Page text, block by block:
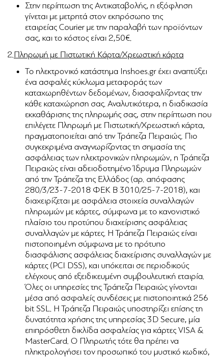
Στην περίπτωση της Αντικαταβολής, η εξόφληση
γίνεται με μετρητά στον εκπρόσωπο της
εταιρείας Courier με την παραλαβή των προϊόντων
σας, και το κόστος είναι 2,50€.
2.Πληρωμή με Πιστωτική Κάρτα/Χρεωστική κάρτα
Το ηλεκτρονικό κατάστημα Inshoes.gr έχει αναπτύξει
ένα ασφαλές κύκλωμα μεταφοράς των
καταχωρηθέντων δεδομένων, διασφαλίζοντας την
κάθε καταχώρηση σας. Αναλυτικότερα, η διαδικασία
εκκαθάρισης της πληρωμής σας, στην περίπτωση που
επιλέγετε Πληρωμή με Πιστωτική/Χρεωστική κάρτα,
πραγματοποιείται από την Τράπεζα Πειραιώς. Πιο
συγκεκριμένα αναγνωρίζοντας τη σημασία της
ασφάλειας των ηλεκτρονικών πληρωμών, η Τράπεζα
Πειραιώς είναι αδειοδοτημένο Ίδρυμα Πληρωμών
από την Τράπεζα της Ελλάδος (αρ. απόφασης
280/3/23-7-2018 ΦΕΚ Β 3010/25-7-2018), και
διαχειρίζεται με ασφάλεια στοιχεία συναλλαγών
πληρωμών με κάρτες, σύμφωνα με το κανονιστικό
πλαίσιο του προτύπου διαχείρισης ασφάλειας
συναλλαγών με κάρτες. Η Τράπεζα Πειραιώς είναι
πιστοποιημένη σύμφωνα με το πρότυπο
διασφάλισης ασφάλειας διαχείρισης συναλλαγών με
κάρτες (PCI DSS), και υπόκειται σε περιοδικούς
ελέγχους από εξειδικευμένη συμβουλευτική εταιρία.
Όλες οι υπηρεσίες της Τράπεζα Πειραιώς γίνονται
μέσα από ασφαλείς συνδέσεις με πιστοποιητικά 256
bit SSL. Η Τράπεζα Πειραιώς υποστηρίζει επίσης τη
δυνατότητα χρήσης της υπηρεσίας 3D Secure, μία
επιπρόσθετη δικλίδα ασφαλείας για κάρτες VISA &
MasterCard. Ο Πληρωτής τότε θα πρέπει να
πληκτρολογήσει τον προσωπικό του μυστικό κωδικό,